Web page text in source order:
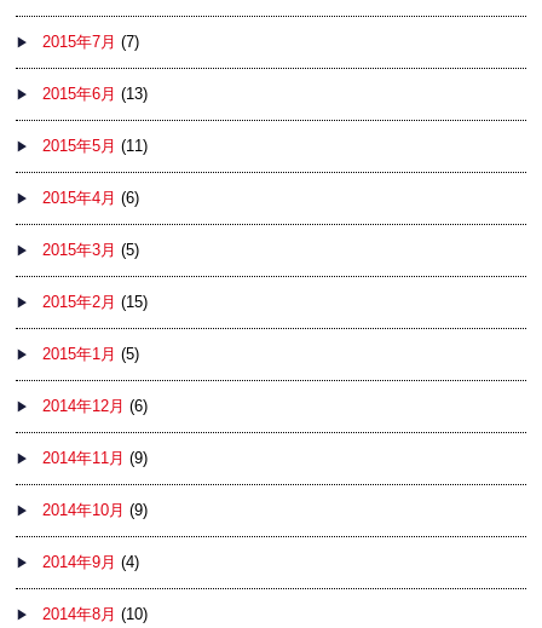
2015年7月 (7)
2015年6月 (13)
2015年5月 (11)
2015年4月 (6)
2015年3月 (5)
2015年2月 (15)
2015年1月 (5)
2014年12月 (6)
2014年11月 (9)
2014年10月 (9)
2014年9月 (4)
2014年8月 (10)